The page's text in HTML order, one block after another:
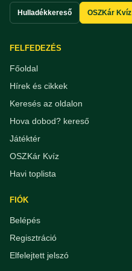
Hulladékkereső OSZKár Kvíz
FELFEDEZÉS
Főoldal
Hírek és cikkek
Keresés az oldalon
Hova dobod? kereső
Játéktér
OSZKár Kvíz
Havi toplista
FIÓK
Belépés
Regisztráció
Elfelejtett jelszó